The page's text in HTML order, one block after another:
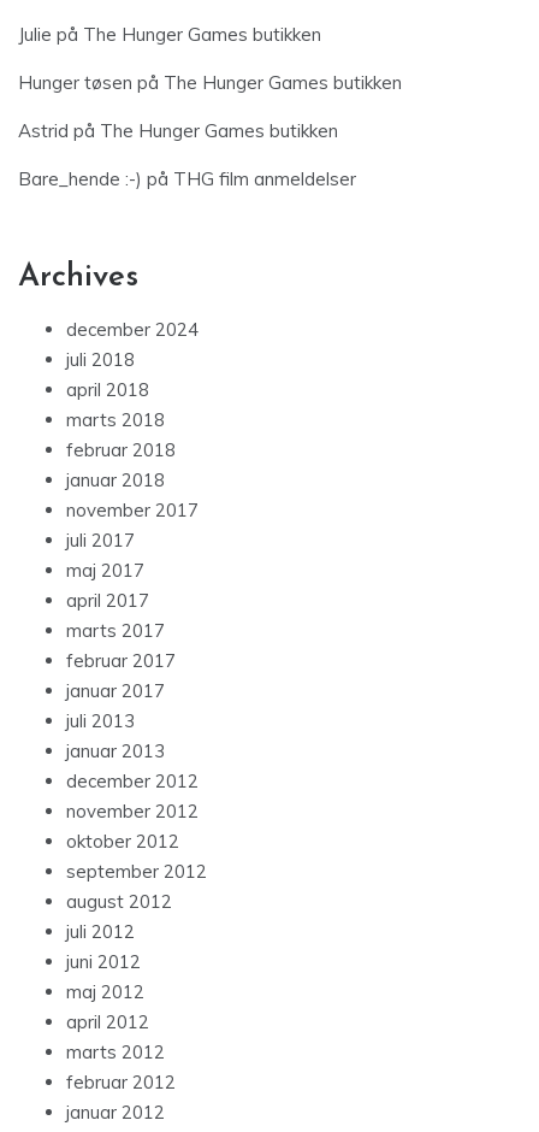
Julie på The Hunger Games butikken
Hunger tøsen på The Hunger Games butikken
Astrid på The Hunger Games butikken
Bare_hende :-) på THG film anmeldelser
Archives
december 2024
juli 2018
april 2018
marts 2018
februar 2018
januar 2018
november 2017
juli 2017
maj 2017
april 2017
marts 2017
februar 2017
januar 2017
juli 2013
januar 2013
december 2012
november 2012
oktober 2012
september 2012
august 2012
juli 2012
juni 2012
maj 2012
april 2012
marts 2012
februar 2012
januar 2012